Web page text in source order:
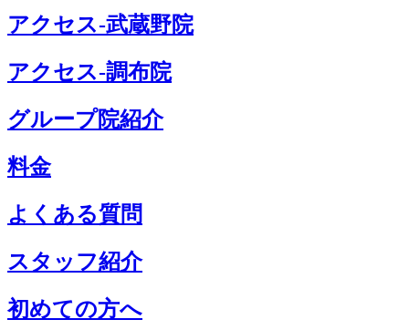
アクセス-武蔵野院
アクセス-調布院
グループ院紹介
料金
よくある質問
スタッフ紹介
初めての方へ